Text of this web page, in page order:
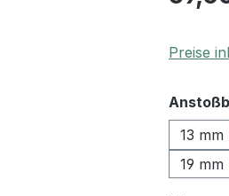
Preise
13 mm
19 mm